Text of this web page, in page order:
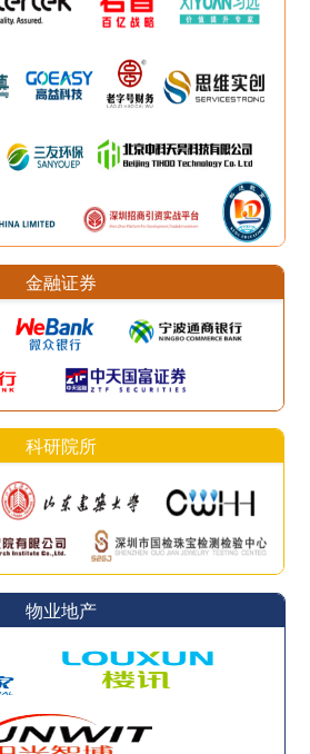
金融证券
科研院所
物业地产